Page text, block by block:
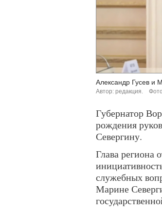
Александр Гусев и
Автор: редакция.
Губернатор
рождения
Севергину.
Глава региона
служебных
Марине